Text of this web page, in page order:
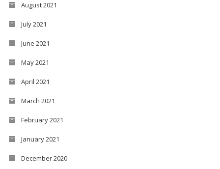
August 2021
July 2021
June 2021
May 2021
April 2021
March 2021
February 2021
January 2021
December 2020